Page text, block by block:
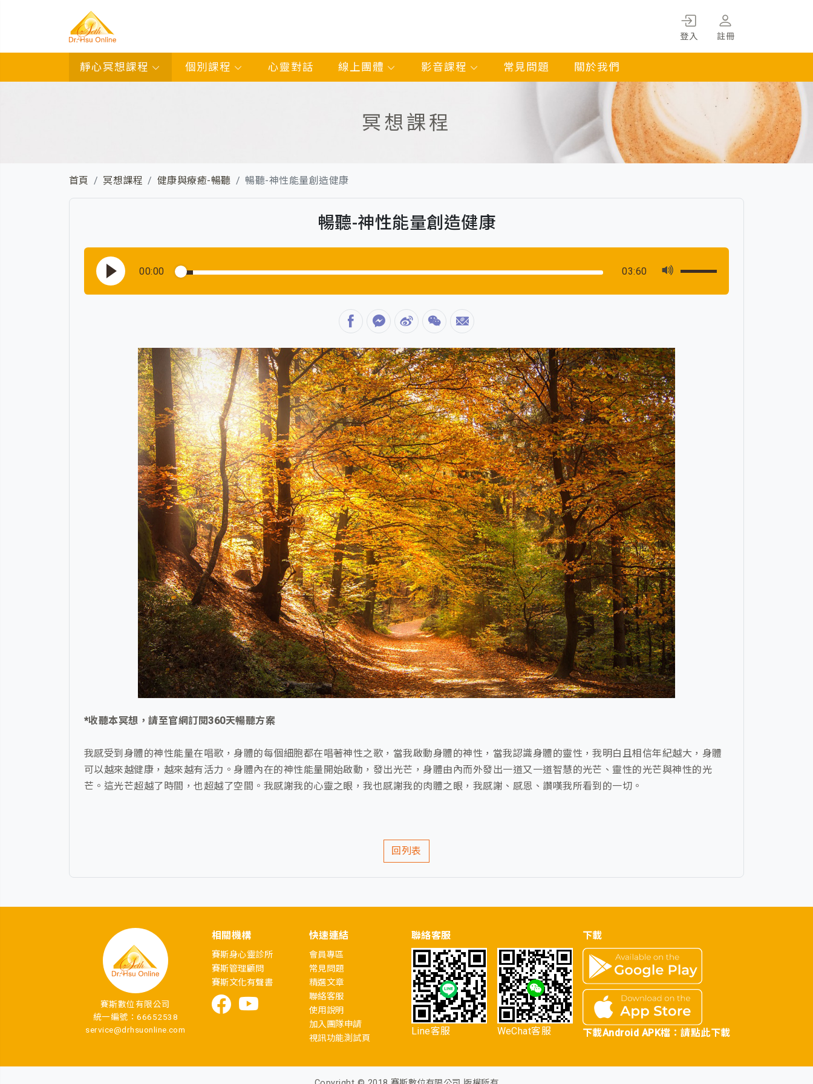
登入 註冊
靜心冥想課程 個別課程 心靈對話 線上團體 影音課程 常見問題 關於我們
冥想課程
首頁 冥想課程 健康與療癒-暢聽 暢聽-神性能量創造健康
暢聽-神性能量創造健康
00:00 03:60
*收聽本冥想，請至官網訂閱360天暢聽方案
我感受到身體的神性能量在唱歌，身體的每個細胞都在唱著神性之歌，當我啟動身體的神性，當我認識身體的靈性，我明白且相信年紀越大，身體
可以越來越健康，越來越有活力。身體內在的神性能量開始啟動，發出光芒，身體由內而外發出一道又一道智慧的光芒、靈性的光芒與神性的光
芒。這光芒超越了時間，也超越了空間。我感謝我的心靈之眼，我也感謝我的肉體之眼，我感謝、感恩、讚嘆我所看到的一切。
回列表
賽斯數位有限公司
統一編號：66652538
service@drhsuonline.com
相關機構
賽斯身心靈診所
賽斯管理顧問
賽斯文化有聲書
快速連結
會員專區
常見問題
精選文章
聯絡客服
使用說明
加入團隊申請
視訊功能測試頁
聯絡客服
Line客服 WeChat客服
下載
下載Android APK檔：請點此下載